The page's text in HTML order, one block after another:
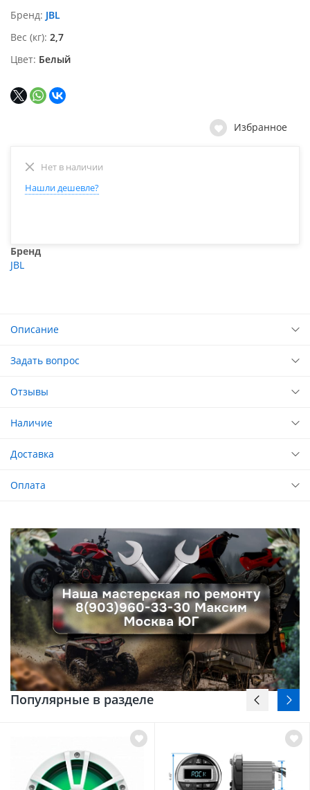
Бренд JBL
Вес (кг) 2,7
Цвет Белый
Избранное
Нет в наличии
Нашли дешевле?
Бренд
JBL
Описание
Задать вопрос
Отзывы
Наличие
Доставка
Оплата
Популярные в разделе